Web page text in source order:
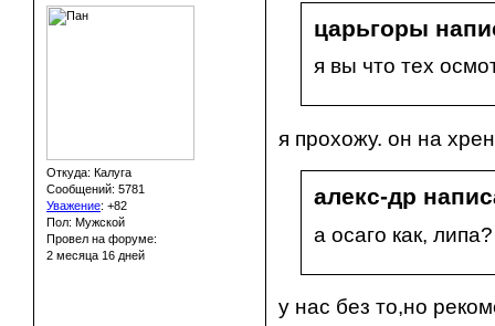
Откуда: Калуга
Сообщений: 5781
Уважение: +82
Пол: Мужской
Провел на форуме:
2 месяца 16 дней
царьгоры
я вы что тех
я прохожу. он на
алекс-др
а осаго как, липа?
у нас без то,но